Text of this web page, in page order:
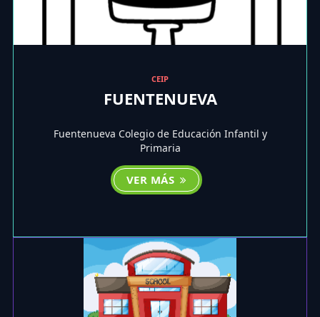
CEIP
FUENTENUEVA
Fuentenueva Colegio de Educación Infantil y
Primaria
VER MÁS